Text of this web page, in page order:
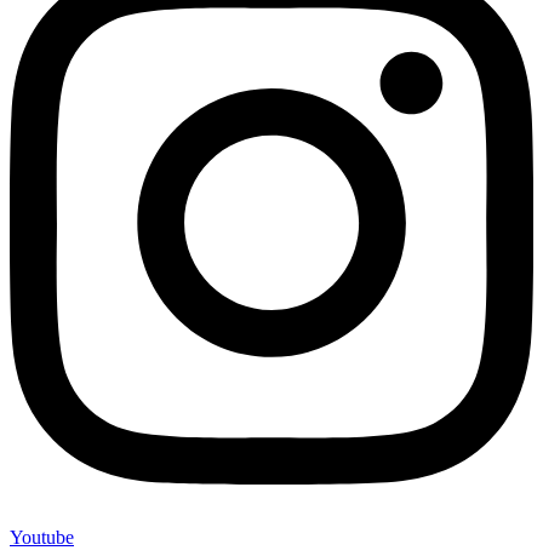
Youtube